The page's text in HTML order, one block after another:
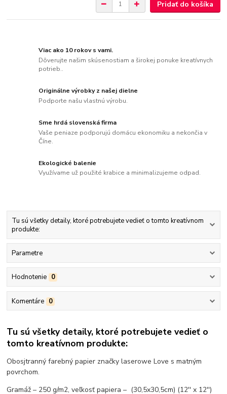
Pridať do košíka
Viac ako 10 rokov s vami.
Dôverujte našim skúsenostiam a širokej ponuke kreatívnych
potrieb..
Originálne výrobky z našej dielne
Podporte našu vlastnú výrobu.
Sme hrdá slovenská firma
Vaše peniaze podporujú domácu ekonomiku a nekončia v
Číne.
Ekologické balenie
Využívame už použité krabice a minimalizujeme odpad.
Tu sú všetky detaily, ktoré potrebujete vedieť o tomto kreatívnom
produkte:
Parametre
Hodnotenie 0
Komentáre 0
Tu sú všetky detaily, ktoré potrebujete vedieť o
tomto kreatívnom produkte:
Obosjtranný farebný papier značky laserowe Love s matným
povrchom.
Gramáž – 250 g/m2, veľkosť papiera – (30,5x30,5cm) (12'' x 12'')